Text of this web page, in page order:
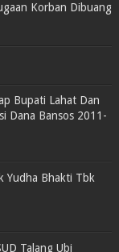
Korban Dibuang
Bupati Lahat Dan
Dana Bansos 2011-
Yudha Bhakti Tbk
Talang Ubi